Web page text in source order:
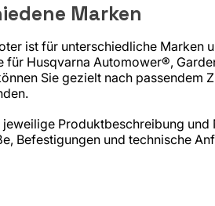
Marken
ist für unterschiedliche Marken
Husqvarna Automower®,
Sie gezielt nach passendem
Produktbeschreibung
Befestigungen und technische